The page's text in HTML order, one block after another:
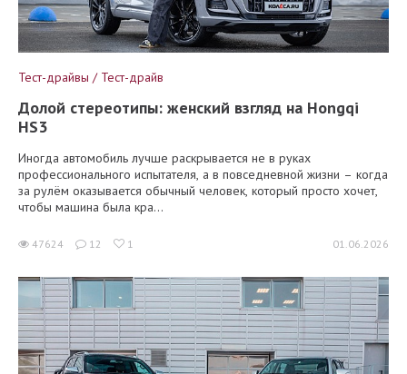
Тест-драйвы / Тест-драйв
Долой стереотипы: женский взгляд на Hongqi
HS3
Иногда автомобиль лучше раскрывается не в руках
профессионального испытателя, а в повседневной жизни – когда
за рулём оказывается обычный человек, который просто хочет,
чтобы машина была кра...
47624 12 1 01.06.2026